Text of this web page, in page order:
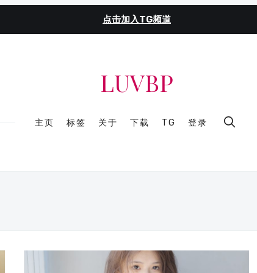
点击加入TG频道
LUVBP
主页 标签 关于 下载 TG 登录